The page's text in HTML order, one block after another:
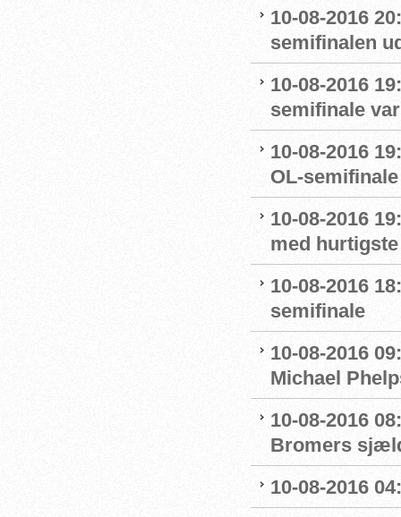
10-08-2016
semifinalen
10-08-2016
semifinale
10-08-2016
OL-
10-08-2016
med
10-08-2016
semifinale
10-08-2016
Michael
10-08-2016
Bromers
10-08-2016